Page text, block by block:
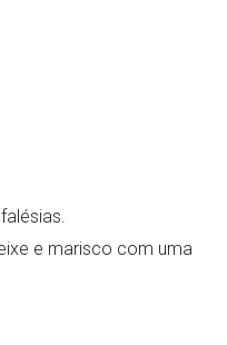
e marisco com uma